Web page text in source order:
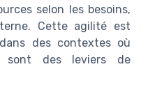
selon les besoins,
Cette agilité est
des contextes où
sont des leviers de